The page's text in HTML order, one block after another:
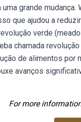
grande
que ajudou a
verde
chamada
de alimentos por
avanços
For more